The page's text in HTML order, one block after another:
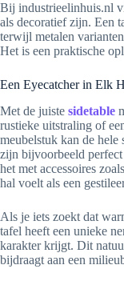
Bij industrieelinhuis.nl
als decoratief zijn. Een
terwijl metalen
Het is een praktische
Een Eyecatcher in Elk
Met de juiste sidetable
rustieke uitstraling of
meubelstuk kan de hele
zijn bijvoorbeeld
het met accessoires
hal voelt als een
Als je iets zoekt dat
tafel heeft een unieke
karakter krijgt. Dit
bijdraagt aan een